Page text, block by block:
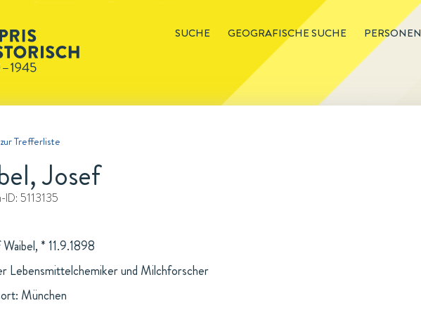
SUCHE GEOGRAFISCHE SUCHE PERSONEN
Trefferliste
Josef
ID: 5113135
* 11.9.1898
Lebensmittelchemiker und Milchforscher
München